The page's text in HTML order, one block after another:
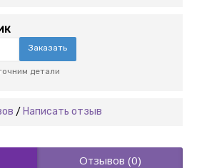
Заказать
детали
/ Написать отзыв
Отзывов (0)